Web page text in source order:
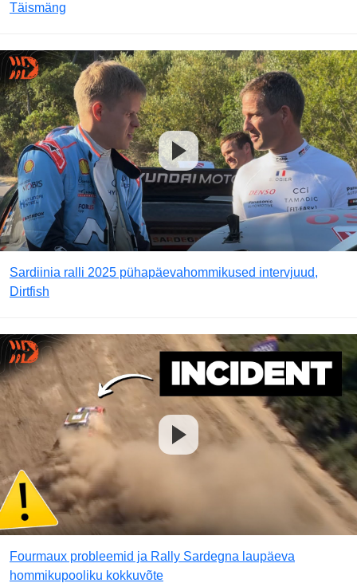
Täismäng
Sardiinia ralli 2025 pühapäevahommikused intervjuud,
Dirtfish
Fourmaux probleemid ja Rally Sardegna laupäeva
hommikupooliku kokkuvõte